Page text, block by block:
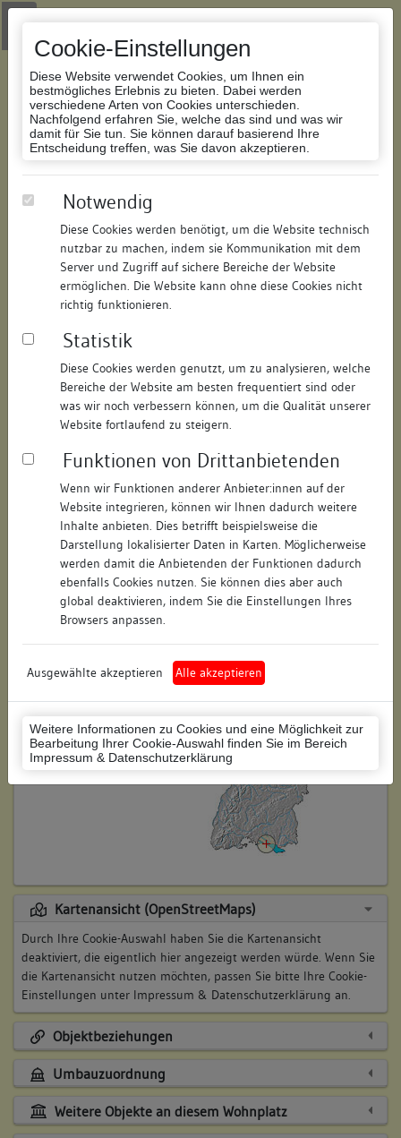
Cookie-Einstellungen
Diese Website verwendet Cookies, um Ihnen ein
bestmögliches Erlebnis zu bieten. Dabei werden
verschiedene Arten von Cookies unterschieden.
Nachfolgend erfahren Sie, welche das sind und was wir
damit für Sie tun. Sie können darauf basierend Ihre
Entscheidung treffen, was Sie davon akzeptieren.
Notwendig
Diese Cookies werden benötigt, um die Website technisch
nutzbar zu machen, indem sie Kommunikation mit dem
Server und Zugriff auf sichere Bereiche der Website
ermöglichen. Die Website kann ohne diese Cookies nicht
richtig funktionieren.
Statistik
Diese Cookies werden genutzt, um zu analysieren, welche
Bereiche der Website am besten frequentiert sind oder
was wir noch verbessern können, um die Qualität unserer
Website fortlaufend zu steigern.
Funktionen von Drittanbietenden
Wenn wir Funktionen anderer Anbieter:innen auf der
Website integrieren, können wir Ihnen dadurch weitere
Inhalte anbieten. Dies betrifft beispielsweise die
Darstellung lokalisierter Daten in Karten. Möglicherweise
werden damit die Anbietenden der Funktionen dadurch
ebenfalls Cookies nutzen. Sie können dies aber auch
global deaktivieren, indem Sie die Einstellungen Ihres
Browsers anpassen.
Ausgewählte akzeptieren Alle akzeptieren
Weitere Informationen zu Cookies und eine Möglichkeit zur
Bearbeitung Ihrer Cookie-Auswahl finden Sie im Bereich
Impressum & Datenschutzerklärung
Zur Navigation springen
Zum Inhalt der Website springen
Datenbank Bauforschung/Restaurierung
104809283515/Datum:22.09.2011
Datenbestand:
Bauforschung und Restaurierung
Als PDF herunterladen:
Objektdaten
Straße: Hohenhausgasse
Hausnummer: 4
Postleitzahl: 78426
Stadt-Teilort: Konstanz
Regierungsbezirk: Freiburg
Konstanz (Landkreis)
Wohnplatzschlüssel: 8335043012
Flurstücknummer: keine
Historischer Straßenname: keiner
Lage des Wohnplatzes:
Kartenansicht (OpenStreetMaps)
Durch Ihre Cookie-Auswahl haben Sie die Kartenansicht
deaktiviert, die eigentlich hier angezeigt werden würde. Wenn Sie
die Kartenansicht nutzen möchten, passen Sie bitte Ihre Cookie-
Einstellungen unter Impressum & Datenschutzerklärung an.
Objektbeziehungen
Umbauzuordnung
Weitere Objekte an diesem Wohnplatz